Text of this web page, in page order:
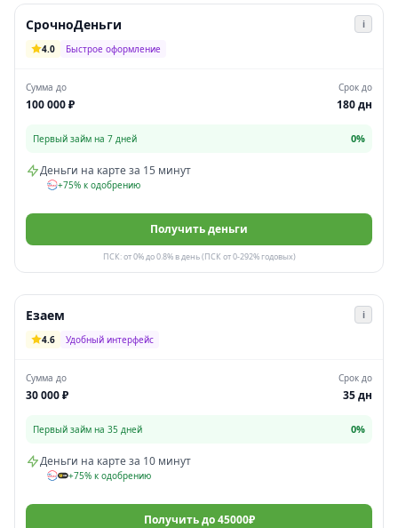
СрочноДеньги
i
4.0
Быстрое оформление
Сумма до
100 000 ₽
Срок до
180 дн
Первый займ на 7 дней 0%
Деньги на карте за 15 минут
+75% к одобрению
Получить деньги
ПСК: от 0% до 0.8% в день (ПСК от 0-292% годовых)
Езаем
i
4.6
Удобный интерфейс
Сумма до
30 000 ₽
Срок до
35 дн
Первый займ на 35 дней 0%
Деньги на карте за 10 минут
+75% к одобрению
Получить до 45000₽